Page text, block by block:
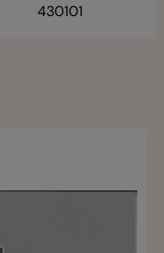
430101